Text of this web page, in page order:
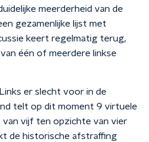
meerderheid van de
gezamenlijke lijst met
keert regelmatig terug,
één of meerdere linkse
er slecht voor in de
telt op dit moment 9 virtuele
van vijf ten opzichte van vier
de historische afstraffing